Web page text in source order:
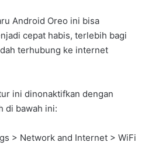
Android Oreo ini bisa
cepat habis, terlebih bagi
terhubung ke internet
ini dinonaktifkan dengan
di bawah ini:
> Network and Internet > WiFi